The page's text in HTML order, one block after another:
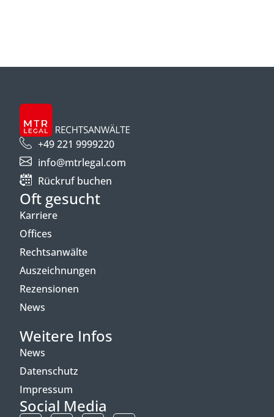
+49 221 9999220
info@mtrlegal.com
Rückruf buchen
Oft gesucht
Karriere
Offices
Rechtsanwälte
Auszeichnungen
Rezensionen
News
Weitere Infos
News
Datenschutz
Impressum
Social Media